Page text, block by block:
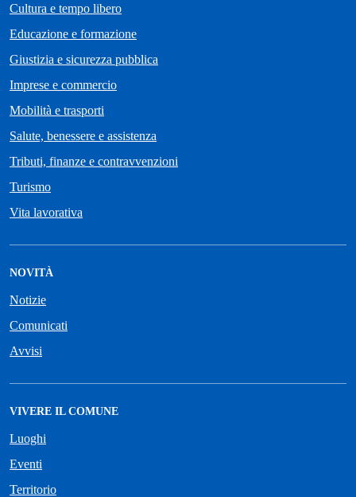
Cultura e tempo libero
Educazione e formazione
Giustizia e sicurezza pubblica
Imprese e commercio
Mobilità e trasporti
Salute, benessere e assistenza
Tributi, finanze e contravvenzioni
Turismo
Vita lavorativa
NOVITÀ
Notizie
Comunicati
Avvisi
VIVERE IL COMUNE
Luoghi
Eventi
Territorio